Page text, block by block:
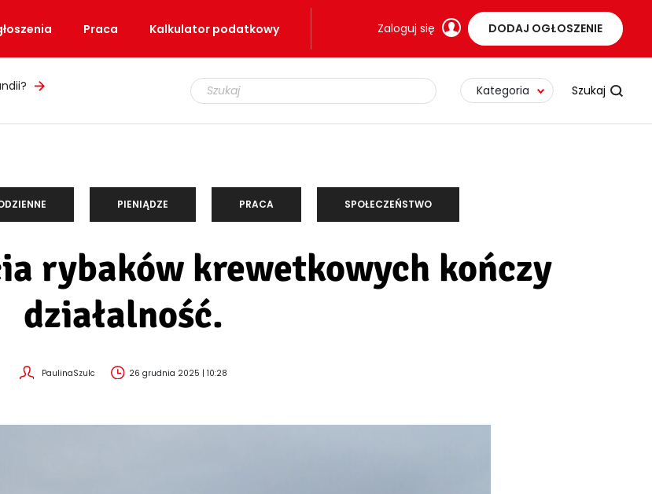
Praca Kalkulator podatkowy Zaloguj się DODAJ OGŁOSZENIE
Kategoria
PIENIĄDZE PRACA SPOŁECZEŃSTWO
rybaków krewetkowych kończy
działalność.
PaulinaSzulc 26 grudnia 2025 | 10:28